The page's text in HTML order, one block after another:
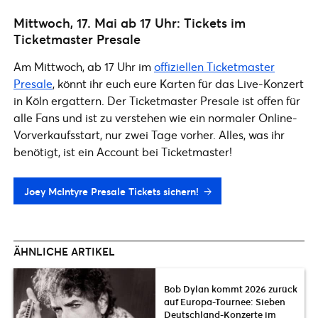
Mittwoch, 17. Mai ab 17 Uhr: Tickets im
Ticketmaster Presale
Am Mittwoch, ab 17 Uhr imoffiziellen Ticketmaster
Presale, könnt ihr euch eure Karten für das Live-Konzert
in Köln ergattern. Der Ticketmaster Presale ist offen für
alle Fans und ist zu verstehen wie ein normaler Online-
Vorverkaufsstart, nur zwei Tage vorher. Alles, was ihr
benötigt, ist ein Account bei Ticketmaster!
Joey McIntyre Presale Tickets sichern!
ÄHNLICHE ARTIKEL
Bob Dylan kommt 2026 zurück
auf Europa-Tournee: Sieben
Deutschland-Konzerte im